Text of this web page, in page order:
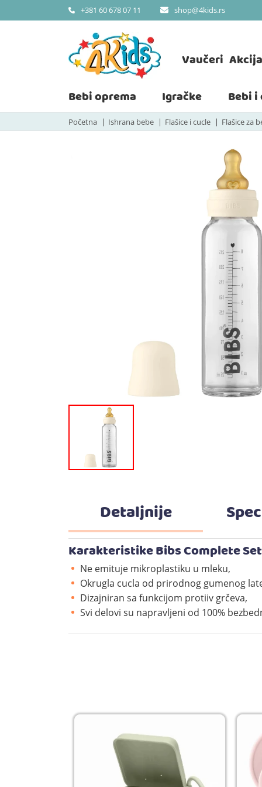
+381 60 678 07 11 shop@4kids.rs
Vaučeri Akcija
Bebi oprema Igračke Bebi i
Početna Ishrana bebe Flašice i cucle Flašice za
Detaljnije
Karakteristike Bibs Complete
Ne emituje mikroplastiku u mleku,
Okrugla cucla od prirodnog gumenog
Dizajniran sa funkcijom protiiv grčeva,
Svi delovi su napravljeni od 100%